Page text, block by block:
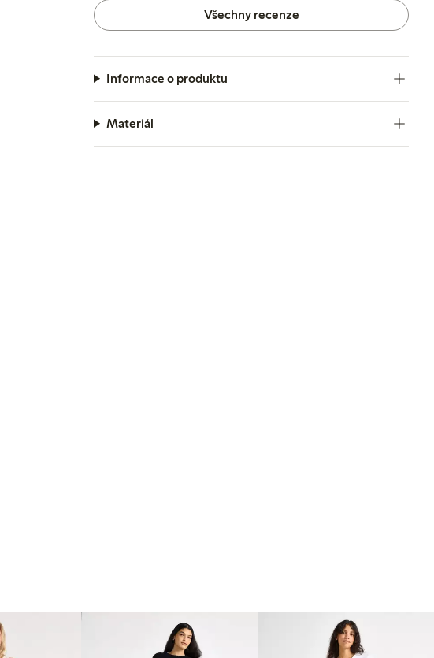
Všechny recenze
Informace o produktu
Materiál